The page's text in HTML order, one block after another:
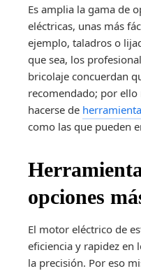
Es amplia la gama de
eléctricas, unas más
ejemplo, taladros o
que sea, los
bricolaje concuerdan
recomendado; por
hacerse de
como las que pueden
opciones
El motor eléctrico de
eficiencia y rapidez en
la precisión. Por eso